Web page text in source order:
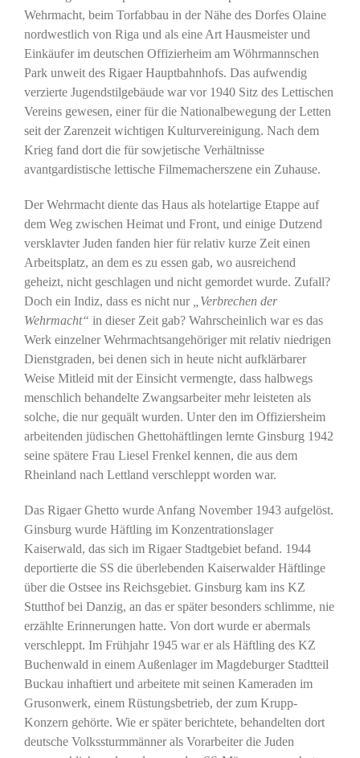
Wehrmacht, beim Torfabbau in der Nähe des Dorfes Olaine
nordwestlich von Riga und als eine Art Hausmeister und
Einkäufer im deutschen Offizierheim am Wöhrmannschen
Park unweit des Rigaer Hauptbahnhofs. Das aufwendig
verzierte Jugendstilgebäude war vor 1940 Sitz des Lettischen
Vereins gewesen, einer für die Nationalbewegung der Letten
seit der Zarenzeit wichtigen Kulturvereinigung. Nach dem
Krieg fand dort die für sowjetische Verhältnisse
avantgardistische lettische Filmemacherszene ein Zuhause.
Der Wehrmacht diente das Haus als hotelartige Etappe auf
dem Weg zwischen Heimat und Front, und einige Dutzend
versklavter Juden fanden hier für relativ kurze Zeit einen
Arbeitsplatz, an dem es zu essen gab, wo ausreichend
geheizt, nicht geschlagen und nicht gemordet wurde. Zufall?
Doch ein Indiz, dass es nicht nur
„Verbrechen der
Wehrmacht“ in dieser Zeit gab? Wahrscheinlich war es das
Werk einzelner Wehrmachtsangehöriger mit relativ niedrigen
Dienstgraden, bei denen sich in heute nicht aufklärbarer
Weise Mitleid mit der Einsicht vermengte, dass halbwegs
menschlich behandelte Zwangsarbeiter mehr leisteten als
solche, die nur gequält wurden. Unter den im Offiziersheim
arbeitenden jüdischen Ghettohäftlingen lernte Ginsburg 1942
seine spätere Frau Liesel Frenkel kennen, die aus dem
Rheinland nach Lettland verschleppt worden war.
Das Rigaer Ghetto wurde Anfang November 1943 aufgelöst.
Ginsburg wurde Häftling im Konzentrationslager
Kaiserwald, das sich im Rigaer Stadtgebiet befand. 1944
deportierte die SS die überlebenden Kaiserwalder Häftlinge
über die Ostsee ins Reichsgebiet. Ginsburg kam ins KZ
Stutthof bei Danzig, an das er später besonders schlimme, nie
erzählte Erinnerungen hatte. Von dort wurde er abermals
verschleppt. Im Frühjahr 1945 war er als Häftling des KZ
Buchenwald in einem Außenlager im Magdeburger Stadtteil
Buckau inhaftiert und arbeitete mit seinen Kameraden im
Grusonwerk, einem Rüstungsbetrieb, der zum Krupp-
Konzern gehörte. Wie er später berichtete, behandelten dort
deutsche Volkssturmmänner als Vorarbeiter die Juden